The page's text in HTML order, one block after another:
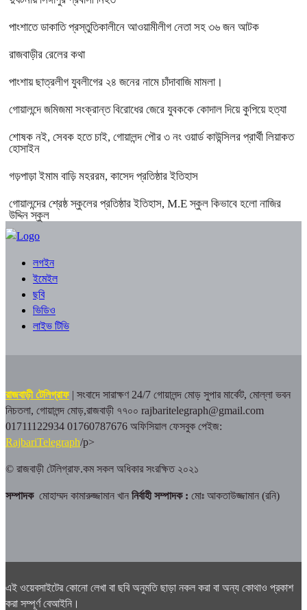
পাংশাতে ডাকাতি প্রস্তুতিকালীনে আওয়ামীলীগ নেতা সহ ৩৬ জন আটক
রাজবাড়ীর রেলের কথা
পাংশায় ছাত্রলীগ যুবলীগের ২৪ জনের নামে চাঁদাবাজি মামলা।
গোয়ালন্দে জমিজমা সংক্রান্ত বিরোধের জেরে যুবককে কোদাল দিয়ে কুপিয়ে হত্যা
শোষক নই, সেবক হতে চাই, গোয়ালন্দ পৌর ৩ নং ওয়ার্ড কাউন্সিলর প্রার্থী লিয়াকত
হোসাইন
গড়পাড়া ইমাম বাড়ি মহররম, কাসেদ প্রতিষ্ঠার ইতিহাস
গোয়ালন্দের শ্রেষ্ঠ স্কুলের প্রতিষ্ঠার ইতিহাস, M.E স্কুল কিভাবে হলো নাজির
উদ্দিন স্কুল
লগইন
ইমেইল
ছবি
ভিডিও
লাইভ টিভি
রাজবাড়ী টেলিগ্রাফ | সংবাদে সারাক্ষণ 24/7 গোয়ালন্দ মোড় সুপার মার্কেট, মোল্লা ভবন
নিচতলা, গোয়ালন্দ মোড়,রাজবাড়ী ৭৭০০ rajbaritelegraph@gmail.com
01711122934 01760787676 অফিসিয়াল ফেসবুক পেইজ:
RajbariTelegraph/p>
© রাজবাড়ী টেলিগ্রাফ.কম সকল অধিকার সংরক্ষিত ২০২১
সম্পাদক মোহাম্মদ কামারুজ্জামান খান নির্বাহী সম্পাদক : মোঃ আকতাউজ্জামান (রনি)
এই ওয়েবসাইটের কোনো লেখা বা ছবি অনুমতি ছাড়া নকল করা বা অন্য কোথাও প্রকাশ
করা সম্পূর্ণ বেআইনি।